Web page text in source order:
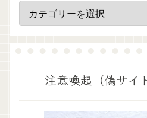
注意喚起（偽サイ